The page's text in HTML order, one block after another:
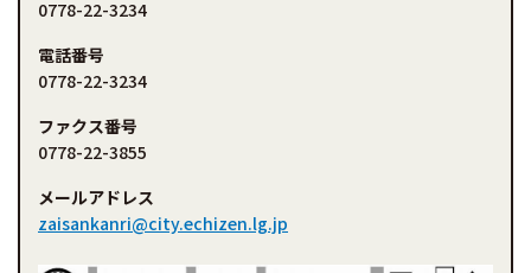
0778-22-3234
電話番号
0778-22-3234
ファクス番号
0778-22-3855
メールアドレス
zaisankanri@city.echizen.lg.jp